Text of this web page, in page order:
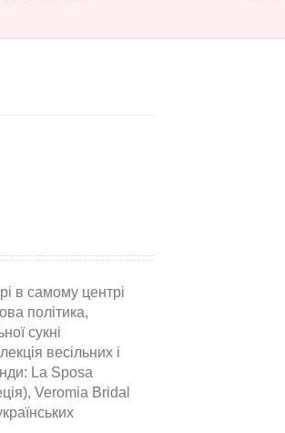
в самому центрі
політика,
сукні
весільних і
La Sposa
Veromia Bridal